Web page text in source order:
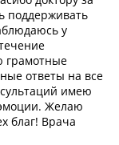
поддерживать
у
грамотные
ответы на все
имею
Желаю
благ! Врача